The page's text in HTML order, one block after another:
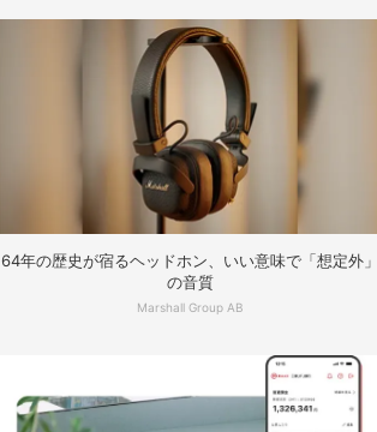
64年の歴史が宿るヘッドホン、いい意味で「想定外」
の音質
Marshall Group AB